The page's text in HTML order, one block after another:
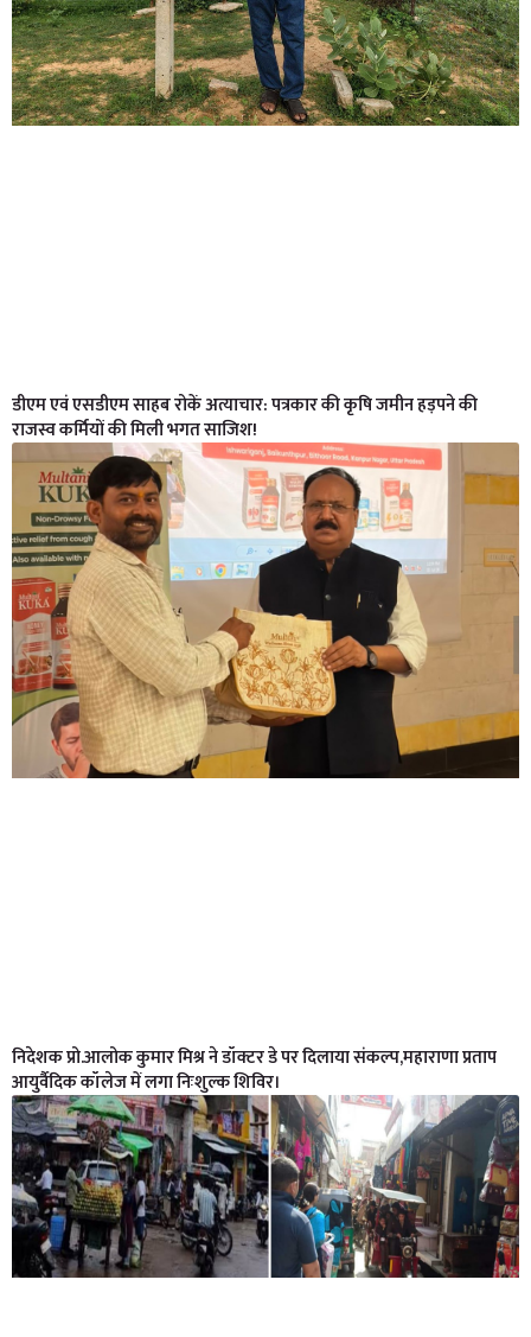
डीएम एवं एसडीएम साहब रोकें अत्याचार: पत्रकार की कृषि जमीन हड़पने की
राजस्व कर्मियों की मिली भगत साजिश!
निदेशक प्रो.आलोक कुमार मिश्र ने डॉक्टर डे पर दिलाया संकल्प,महाराणा प्रताप
आयुर्वैदिक कॉलेज में लगा निःशुल्क शिविर।